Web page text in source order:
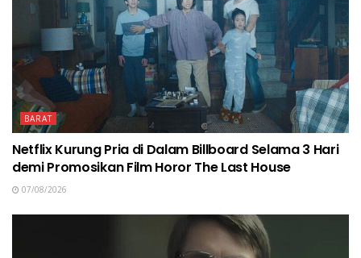
BARAT
Netflix Kurung Pria di Dalam Billboard Selama 3 Hari
demi Promosikan Film Horor The Last House
07/08/2026